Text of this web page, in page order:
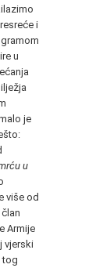
i
u
je
u
više od
Armije
vjerski
tog